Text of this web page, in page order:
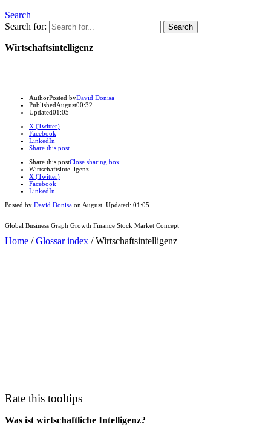
Search
Search for:
Wirtschaftsintelligenz
AuthorPosted byDavid Donisa
PublishedAugust00:32
Updated01:05
X (Twitter)
Facebook
LinkedIn
Share this post
Share this postClose sharing box
Wirtschaftsintelligenz
X (Twitter)
Facebook
LinkedIn
Posted by David Donisa on August . Updated: 01:05
Global Business Graph Growth Finance Stock Market Concept
Home /Glossar index /Wirtschaftsintelligenz
Rate this tooltips
Was ist wirtschaftliche Intelligenz?